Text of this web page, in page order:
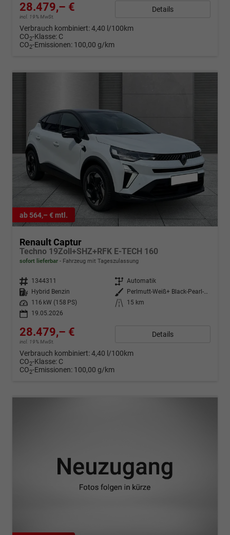
28.479,– €
incl. 19% MwSt.
Details
Verbrauch kombiniert:4,40 l/100km
CO2-Klasse: C
CO2-Emissionen: 100,00 g/km
ab 564,– € mtl.
Renault Captur
Techno 19Zoll+SHZ+RFK E-TECH 160
sofort lieferbar Fahrzeug mit Tageszulassung
Fahrzeugnr. 1344311 Getriebe Automatik
Kraftstoff
Hybrid Benzin Außenfarbe
Perlmutt-Weiß+ Black-Pearl-Schw
Leistung
116 kW (158 PS) Kilometerstand
15 km
19.05.2026
28.479,– €
incl. 19% MwSt.
Details
Verbrauch kombiniert:4,40 l/100km
CO2-Klasse: C
CO2-Emissionen: 100,00 g/km